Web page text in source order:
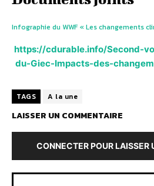
Infographie du WWF « Les changements
https://cdurable.info/Second-
du-Giec-Impacts-des-
TAGS A la une
LAISSER UN COMMENTAIRE
CONNECTER POUR LAISSER